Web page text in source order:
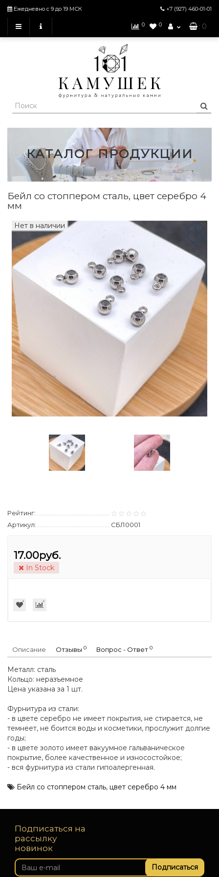
Ежедневно с 9 до 19 МСК +7 (927) 460-01-01
0 0 : 0
КАТАЛОГ ПРОДУКЦИИ
Бейл со стоппером сталь, цвет серебро 4
мм
Нет в наличии
Рейтинг:
Артикул:
СБЛ0001
17.00руб.
In Stock
Описание Отзывы 0 Вопрос - Ответ 0
Металл: сталь
Кольцо: неразъемное
Цена указана за 1 шт.
Фурнитура из стали:
- в цвете серебро не имеет покрытия, не стирается, не
темнеет, не боится воды и косметики, прослужит долгие
годы;
- в цвете золото имеет вакуумное гальваническое
покрытие, более качественное и износостойкое;
- вся фурнитура из стали гипоалергенная.
Бейл со стоппером сталь, цвет серебро 4 мм
Подписаться на
рассылку
новинок
Подписаться